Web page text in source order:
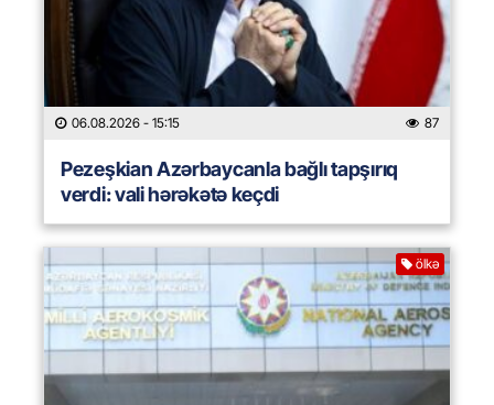
06.08.2026 - 15:15 87
Pezeşkian Azərbaycanla bağlı tapşırıq
verdi: vali hərəkətə keçdi
ölkə